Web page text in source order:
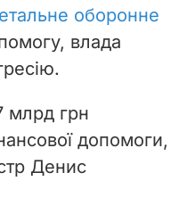
оборонне
влада
млрд грн
допомоги,
Денис